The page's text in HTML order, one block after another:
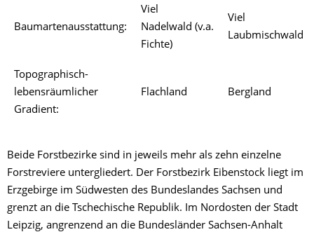
Baumartenausstattung:
Viel
Nadelwald (v.a.
Fichte)
Viel
Laubmischwald
Topographisch-
lebensräumlicher
Gradient:
Flachland Bergland
Beide Forstbezirke sind in jeweils mehr als zehn einzelne
Forstreviere untergliedert. Der Forstbezirk Eibenstock liegt im
Erzgebirge im Südwesten des Bundeslandes Sachsen und
grenzt an die Tschechische Republik. Im Nordosten der Stadt
Leipzig, angrenzend an die Bundesländer Sachsen-Anhalt